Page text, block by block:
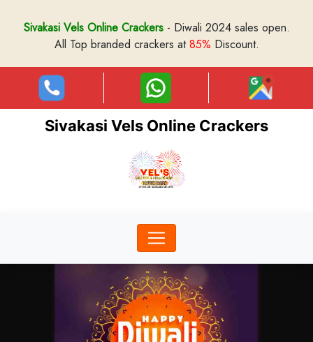
Sivakasi Vels Online Crackers- Diwali 2024 sales open.
All Top branded crackers at85% Discount.
Sivakasi Vels Online Crackers